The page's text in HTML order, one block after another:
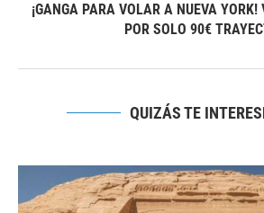
¡GANGA PARA VOLAR A NUEVA YORK!
POR SOLO 90€
QUIZÁS TE